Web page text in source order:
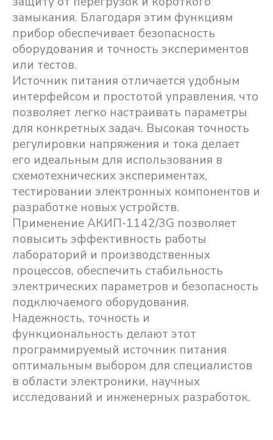
замыкания. Благодаря этим функциям
прибор обеспечивает безопасность
оборудования и точность экспериментов
или тестов.
Источник питания отличается удобным
интерфейсом и простотой управления, что
позволяет легко настраивать параметры
для конкретных задач. Высокая точность
регулировки напряжения и тока делает
его идеальным для использования в
схемотехнических экспериментах,
тестировании электронных компонентов и
разработке новых устройств.
Применение АКИП-1142/3G позволяет
повысить эффективность работы
лабораторий и производственных
процессов, обеспечить стабильность
электрических параметров и безопасность
подключаемого оборудования.
Надежность, точность и
функциональность делают этот
программируемый источник питания
оптимальным выбором для специалистов
в области электроники, научных
исследований и инженерных разработок.